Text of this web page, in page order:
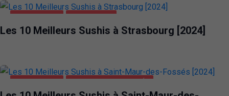
Les 10 Meilleurs Sushis à Strasbourg [2024]